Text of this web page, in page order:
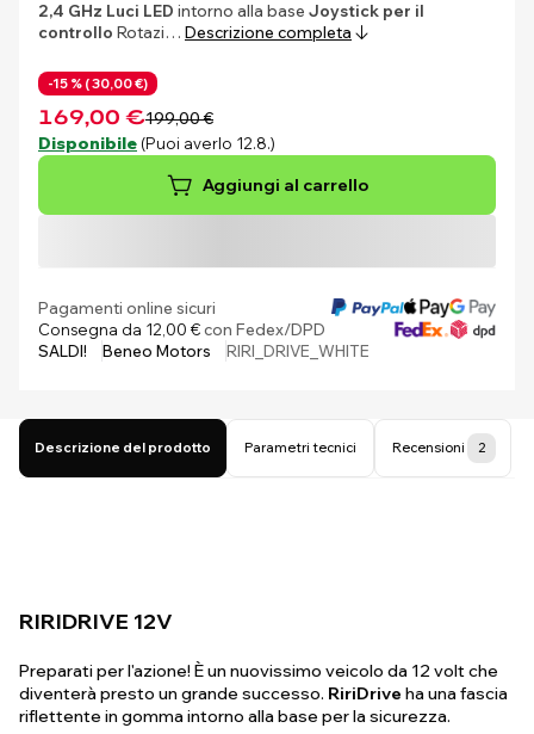
2,4 GHz Luci LED intorno alla base Joystick per il
controllo Rotazi… Descrizione completa
-15 % (30,00 €)
169,00 €199,00 €
Disponibile (Puoi averlo 12.8.)
Aggiungi al carrello
Pagamenti online sicuri
Consegna da 12,00 €con Fedex/DPD
SALDI!
Beneo Motors RIRI_DRIVE_WHITE
Descrizione del prodotto Parametri tecnici Recensioni 2
RIRIDRIVE 12V
Preparati per l'azione! È un nuovissimo veicolo da 12 volt che
diventerà presto un grande successo. RiriDrive ha una fascia
riflettente in gomma intorno alla base per la sicurezza.